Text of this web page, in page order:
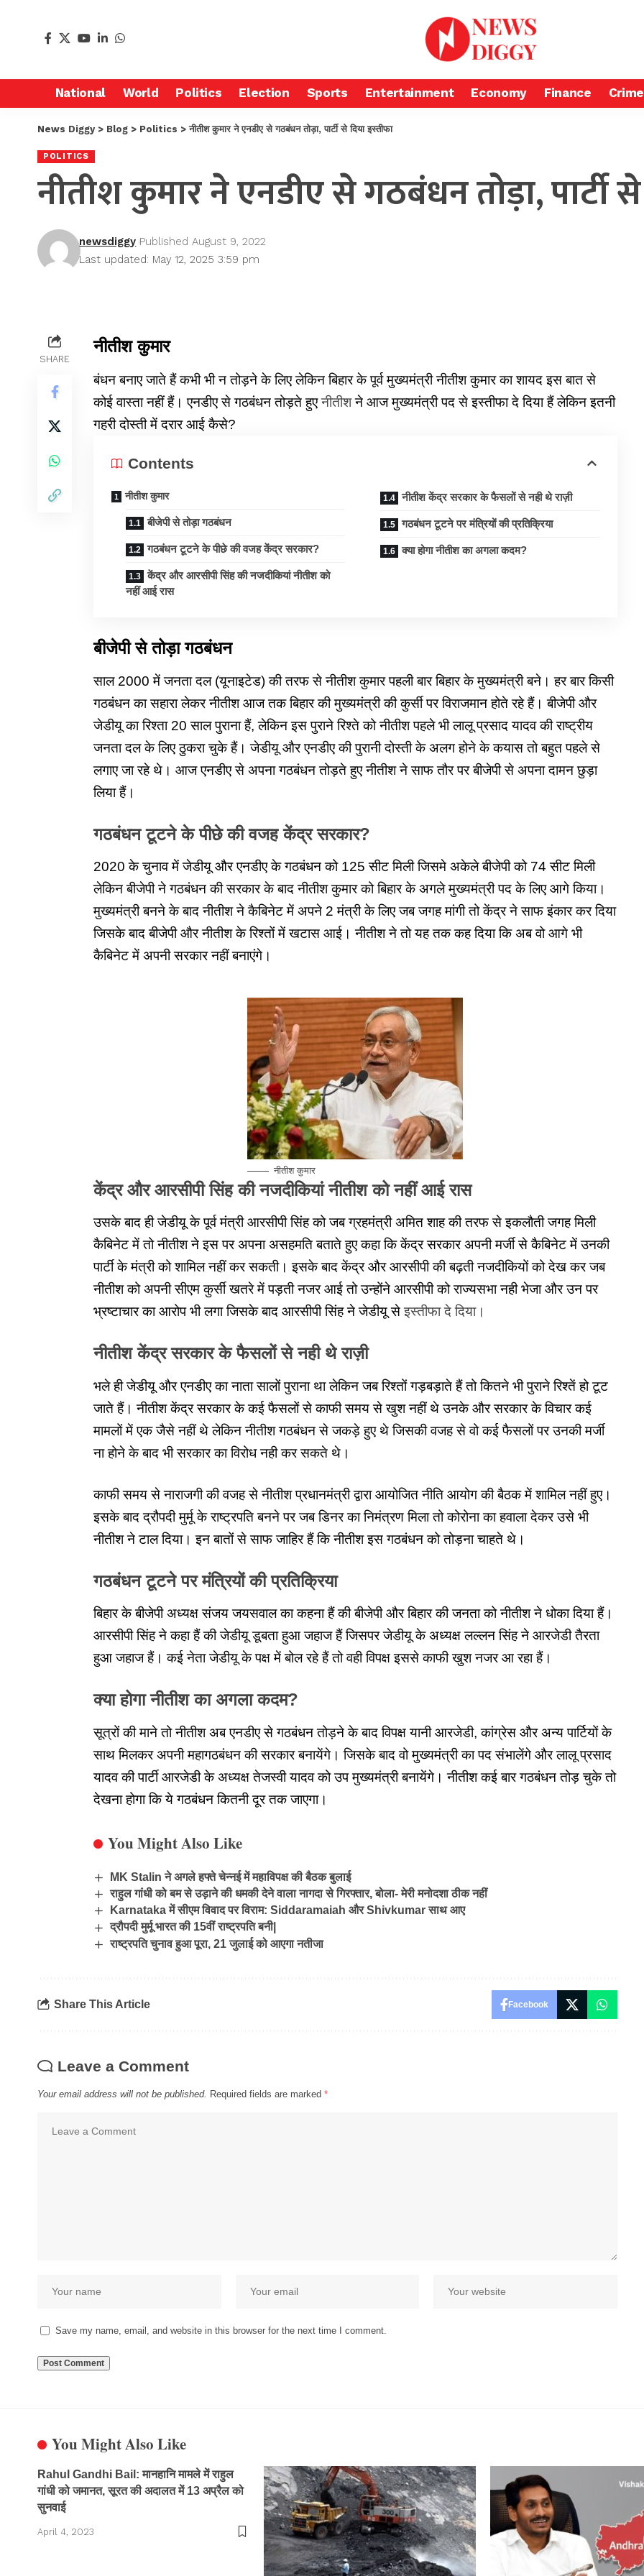
National World Politics Election Sports Entertainment Economy Finance Crime
News Diggy> Blog > Politics > नीतीश कुमार ने एनडीए से गठबंधन तोड़ा, पार्टी से दिया इस्तीफा
POLITICS
नीतीश कुमार ने एनडीए से गठबंधन तोड़ा, पार्टी
Last updated: May 12, 2025 3:59 pm
newsdiggy Published August 9, 2022
SHARE
नीतीश कुमार
बंधन बनाए जाते हैं कभी भी न तोड़ने के लिए लेकिन बिहार के पूर्व मुख्यमंत्री नीतीश कुमार का शायद इस बात से
कोई वास्ता नहीं हैं। एनडीए से गठबंधन तोड़ते हुए नीतीश ने आज मुख्यमंत्री पद से इस्तीफा दे दिया हैं लेकिन इतनी
गहरी दोस्ती में दरार आई कैसे?
Contents
नीतीश कुमार
बीजेपी से तोड़ा गठबंधन
गठबंधन टूटने के पीछे की वजह केंद्र सरकार?
केंद्र और आरसीपी सिंह की नजदीकियां नीतीश को
नहीं आई रास
नीतीश केंद्र सरकार के फैसलों से नही थे राज़ी
गठबंधन टूटने पर मंत्रियों की प्रतिक्रिया
क्या होगा नीतीश का अगला कदम?
बीजेपी से तोड़ा गठबंधन
साल 2000 में जनता दल (यूनाइटेड) की तरफ से नीतीश कुमार पहली बार बिहार के मुख्यमंत्री बने। हर बार किसी
गठबंधन का सहारा लेकर नीतीश आज तक बिहार की मुख्यमंत्री की कुर्सी पर विराजमान होते रहे हैं। बीजेपी और
जेडीयू का रिश्ता 20 साल पुराना हैं, लेकिन इस पुराने रिश्ते को नीतीश पहले भी लालू प्रसाद यादव की राष्ट्रीय
जनता दल के लिए ठुकरा चुके हैं। जेडीयू और एनडीए की पुरानी दोस्ती के अलग होने के कयास तो बहुत पहले से
लगाए जा रहे थे। आज एनडीए से अपना गठबंधन तोड़ते हुए नीतीश ने साफ तौर पर बीजेपी से अपना दामन छुड़ा
लिया हैं।
गठबंधन टूटने के पीछे की वजह केंद्र सरकार?
2020 के चुनाव में जेडीयू और एनडीए के गठबंधन को 125 सीट मिली जिसमे अकेले बीजेपी को 74 सीट मिली
लेकिन बीजेपी ने गठबंधन की सरकार के बाद नीतीश कुमार को बिहार के अगले मुख्यमंत्री पद के लिए आगे किया।
मुख्यमंत्री बनने के बाद नीतीश ने कैबिनेट में अपने 2 मंत्री के लिए जब जगह मांगी तो केंद्र ने साफ इंकार कर दिया
जिसके बाद बीजेपी और नीतीश के रिश्तों में खटास आई। नीतीश ने तो यह तक कह दिया कि अब वो आगे भी
कैबिनेट में अपनी सरकार नहीं बनाएंगे।
नीतीश कुमार
केंद्र और आरसीपी सिंह की नजदीकियां नीतीश को नहीं आई रास
उसके बाद ही जेडीयू के पूर्व मंत्री आरसीपी सिंह को जब ग्रहमंत्री अमित शाह की तरफ से इकलौती जगह मिली
कैबिनेट में तो नीतीश ने इस पर अपना असहमति बताते हुए कहा कि केंद्र सरकार अपनी मर्जी से कैबिनेट में उनकी
पार्टी के मंत्री को शामिल नहीं कर सकती। इसके बाद केंद्र और आरसीपी की बढ़ती नजदीकियों को देख कर जब
नीतीश को अपनी सीएम कुर्सी खतरे में पड़ती नजर आई तो उन्होंने आरसीपी को राज्यसभा नही भेजा और उन पर
भ्रष्टाचार का आरोप भी लगा जिसके बाद आरसीपी सिंह ने जेडीयू से इस्तीफा दे दिया।
नीतीश केंद्र सरकार के फैसलों से नही थे राज़ी
भले ही जेडीयू और एनडीए का नाता सालों पुराना था लेकिन जब रिश्तों गड़बड़ाते हैं तो कितने भी पुराने रिश्तें हो टूट
जाते हैं। नीतीश केंद्र सरकार के कई फैसलों से काफी समय से खुश नहीं थे उनके और सरकार के विचार कई
मामलों में एक जैसे नहीं थे लेकिन नीतीश गठबंधन से जकड़े हुए थे जिसकी वजह से वो कई फैसलों पर उनकी मर्जी
ना होने के बाद भी सरकार का विरोध नही कर सकते थे।
काफी समय से नाराजगी की वजह से नीतीश प्रधानमंत्री द्वारा आयोजित नीति आयोग की बैठक में शामिल नहीं हुए।
इसके बाद द्रौपदी मुर्मू के राष्ट्रपति बनने पर जब डिनर का निमंत्रण मिला तो कोरोना का हवाला देकर उसे भी
नीतीश ने टाल दिया। इन बातों से साफ जाहिर हैं कि नीतीश इस गठबंधन को तोड़ना चाहते थे।
गठबंधन टूटने पर मंत्रियों की प्रतिक्रिया
बिहार के बीजेपी अध्यक्ष संजय जयसवाल का कहना हैं की बीजेपी और बिहार की जनता को नीतीश ने धोका दिया हैं।
आरसीपी सिंह ने कहा हैं की जेडीयू डूबता हुआ जहाज हैं जिसपर जेडीयू के अध्यक्ष लल्लन सिंह ने आरजेडी तैरता
हुआ जहाज हैं। कई नेता जेडीयू के पक्ष में बोल रहे हैं तो वही विपक्ष इससे काफी खुश नजर आ रहा हैं।
क्या होगा नीतीश का अगला कदम?
सूत्रों की माने तो नीतीश अब एनडीए से गठबंधन तोड़ने के बाद विपक्ष यानी आरजेडी, कांग्रेस और अन्य पार्टियों के
साथ मिलकर अपनी महागठबंधन की सरकार बनायेंगे। जिसके बाद वो मुख्यमंत्री का पद संभालेंगे और लालू प्रसाद
यादव की पार्टी आरजेडी के अध्यक्ष तेजस्वी यादव को उप मुख्यमंत्री बनायेंगे। नीतीश कई बार गठबंधन तोड़ चुके तो
देखना होगा कि ये गठबंधन कितनी दूर तक जाएगा।
You Might Also Like
MK Stalin ने अगले हफ्ते चेन्नई में महाविपक्ष की बैठक बुलाई
राहुल गांधी को बम से उड़ाने की धमकी देने वाला नागदा से गिरफ्तार, बोला- मेरी मनोदशा ठीक नहीं
Karnataka में सीएम विवाद पर विराम: Siddaramaiah और Shivkumar साथ आए
द्रौपदी मुर्मू भारत की 15वीं राष्ट्रपति बनी|
राष्ट्रपति चुनाव हुआ पूरा, 21 जुलाई को आएगा नतीजा
Share This Article Facebook
Leave a Comment
Your email address will not be published. Required fields are marked *
Save my name, email, and website in this browser for the next time I comment.
You Might Also Like
Rahul Gandhi Bail: मानहानि मामले में राहुल
गांधी को जमानत, सूरत की अदालत में 13 अप्रैल को
सुनवाई
April 4, 2023